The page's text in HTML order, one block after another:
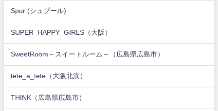
Spur (シュプール)
SUPER_HAPPY_GIRLS（大阪）
SweetRoom～スイートルーム～（広島県広島市）
tete_a_tete（大阪北浜）
THINK（広島県広島市）